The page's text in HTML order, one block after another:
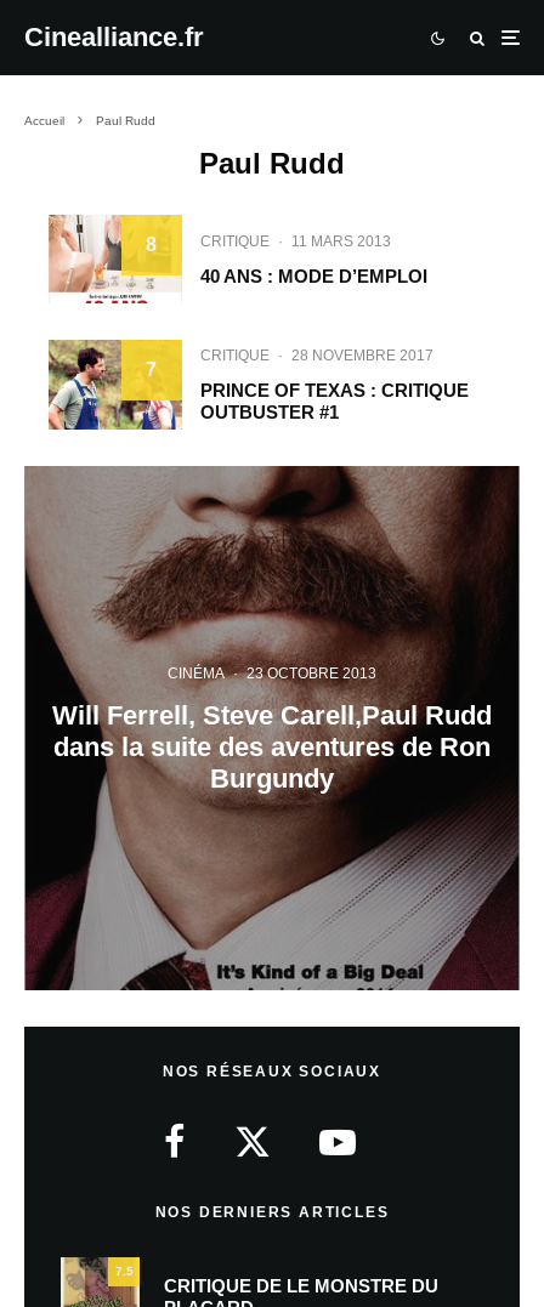
Cinealliance.fr
Accueil Paul Rudd
Paul Rudd
8 CRITIQUE · 11 MARS 2013
40 ANS : MODE D’EMPLOI
7
CRITIQUE · 28 NOVEMBRE 2017
PRINCE OF TEXAS : CRITIQUE
OUTBUSTER #1
CINÉMA · 23 OCTOBRE 2013
Will Ferrell, Steve Carell,Paul Rudd
dans la suite des aventures de Ron
Burgundy
NOS RÉSEAUX SOCIAUX
NOS DERNIERS ARTICLES
7.5
CRITIQUE DE LE MONSTRE DU